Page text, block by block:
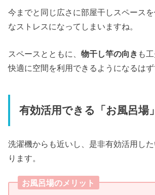
今までと同じ広さに部屋干しスペース
なストレスになってしまいますね。
スペースとともに、物干し竿の向き も
快適に空間を利用できるようになるはず
有効活用できる「お風呂場」
洗濯機からも近いし、是非有効活用し
ります。
お風呂場のメリット